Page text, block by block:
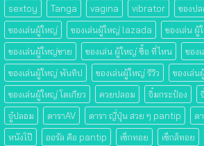
sextoy
Tanga vagina vibrator ของป
ของเล่นผู้ใหญ่
ของเล่นผู้ใหญ่ lazada ของเล่น
ของเล่นผู้ใหญ่ชาย
ของเล่น ผู้ใหญ่ ซื้อ ที่ไหน
ของ
ของเล่นผู้ใหญ่ พันทิป
ของเล่นผู้ใหญ่ รีวิว ของเล่น
ของเล่นผู้ใหญ่ โตเกียว
ควยปลอม จิ๋มกระป๋อง
จู๋ปลอม
ดาราAV ดารา ญี่ปุ่น สวย ๆ pantip ด
หนังโป๊
ออรัล คือ pantip เซ็กทอย เซ็กส์ทอย